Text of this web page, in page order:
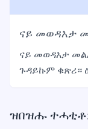
ናይ መወዳእታ
ናይ መወዳእታ
ጉዳይኩም ቁጽሪ።
ዝበዝሑ